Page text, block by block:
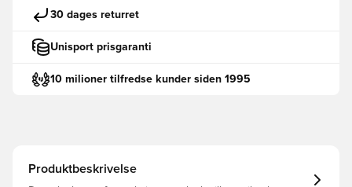
30 dages returret
Unisport prisgaranti
10 milioner tilfredse kunder siden 1995
Produktbeskrivelse